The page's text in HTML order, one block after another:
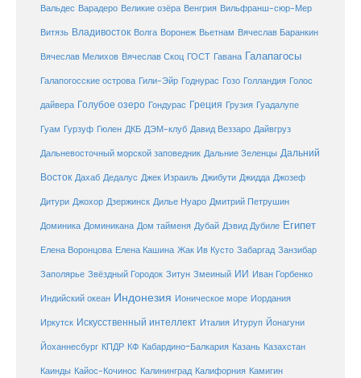
Вальдес Варадеро Великие озёра Венгрия Вильфранш-сюр-Мер
Витязь Владивосток Волга Воронеж Вьетнам Вячеслав Баранкин
Вячеслав Мелихов Вячеслав Скоц ГОСТ Гавана Галапагосы
Галапогосские острова Гили-Эйр Годнурас Гозо Голландия Голос
дайвера Голубое озеро Гондурас Греция Грузия Гуадалупе
Гуам Гурзуф Гюлен ДКБ ДЭМ-клуб Давид Веззаро Дайвгруз
Дальневосточный морской заповедник Дальние Зеленцы Дальний
Восток Дахаб Дедалус Джек Израиль Джибути Джидда Джозеф
Дитури Джохор Дзержинск Дилье Нуаро Дмитрий Петрушин
Доминика Доминикана Дом тайменя Дубай Дэвид Дубиле Египет
Елена Воронцова Елена Кашина Жак Ив Кусто Забаргад Занзибар
Заполярье Звёздный Городок Зитун Змеиный ИИ Иван Горбенко
Индийский океан Индонезия Ионическое море Иордания
Иркутск Искусственный интеллект Италия Итуруп Йонагуни
Йоханнесбург КПДР КФ Кабардино-Балкария Казань Казахстан
Каинды Кайос-Кочинос Калининград Калифорния Камигин